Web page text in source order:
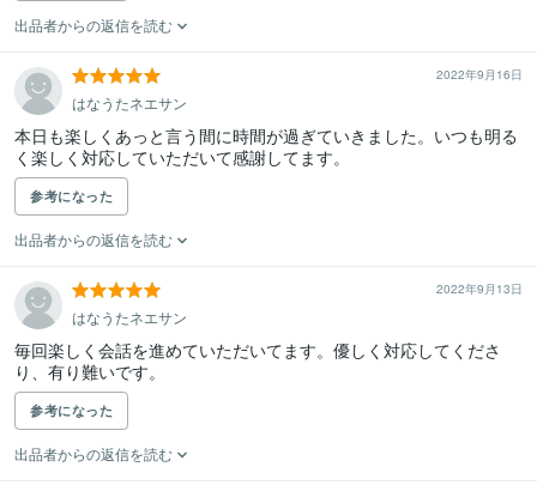
出品者からの返信を読む
2022年9月16日
はなうたネエサン
本日も楽しくあっと言う間に時間が過ぎていきました。いつも明る
く楽しく対応していただいて感謝してます。
参考になった
出品者からの返信を読む
2022年9月13日
はなうたネエサン
毎回楽しく会話を進めていただいてます。優しく対応してくださ
り、有り難いです。
参考になった
出品者からの返信を読む